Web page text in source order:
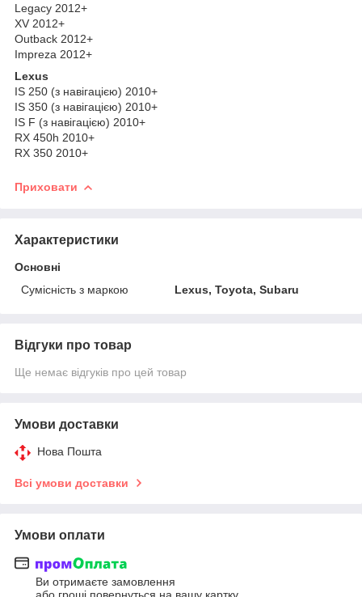
Legacy 2012+
XV 2012+
Outback 2012+
Impreza 2012+
Lexus
IS 250 (з навігацією) 2010+
IS 350 (з навігацією) 2010+
IS F (з навігацією) 2010+
RX 450h 2010+
RX 350 2010+
Приховати
Характеристики
Основні
Сумісність з маркою
Lexus, Toyota, Subaru
Відгуки про товар
Ще немає відгуків про цей товар
Умови доставки
Нова Пошта
Всі умови доставки
Умови оплати
Ви отримаєте замовлення